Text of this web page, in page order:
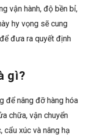
vận hành, độ bền bỉ,
hy vọng sẽ cung
đưa ra quyết định
gì?
để nâng đỡ hàng hóa
chữa, vận chuyển
xúc và nâng hạ